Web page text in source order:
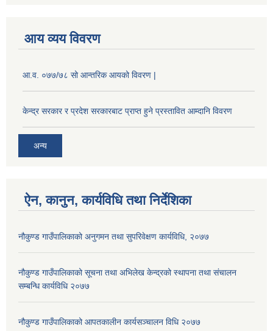
आय व्यय विवरण
आ.व. ०७७/७८ सो आन्तरिक आयको विवरण |
केन्द्र सरकार र प्रदेश सरकारबाट प्राप्त हुने प्रस्तावित आम्दानि विवरण
अन्य
ऐन, कानुन, कार्यविधि तथा निर्देशिका
नौकुण्ड गाउँपालिकाको अनुगमन तथा सुपरिवेक्षण कार्यविधि, २०७७
नौकुण्ड गाउँपालिकाको सूचना तथा अभिलेख केन्द्रको स्थापना तथा संचालन
सम्बन्धि कार्यविधि २०७७
नौकुण्ड गाउँपालिकाको आपतकालीन कार्यसञ्चालन विधि २०७७